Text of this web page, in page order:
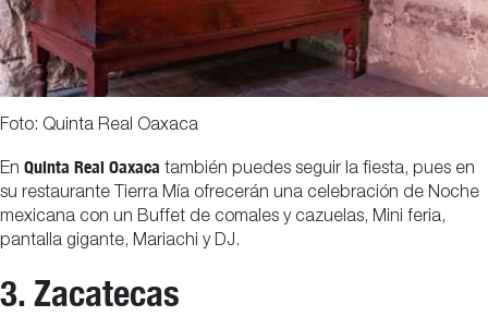
Foto: Quinta Real Oaxaca
En Quinta Real Oaxaca también puedes seguir la fiesta, pues en
su restaurante Tierra Mía ofrecerán una celebración de Noche
mexicana con un Buffet de comales y cazuelas, Mini feria,
pantalla gigante, Mariachi y DJ.
3. Zacatecas